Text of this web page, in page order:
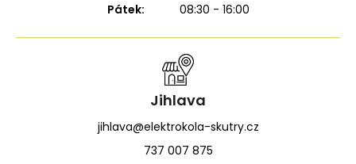
Pátek:
08:30 - 16:00
Jihlava
jihlava@elektrokola-skutry.cz
737 007 875